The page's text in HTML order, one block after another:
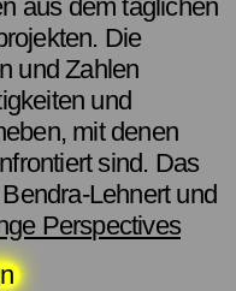
aus dem täglichen
Die
und Zahlen
und
mit denen
sind. Das
Lehnert und
Perspectives